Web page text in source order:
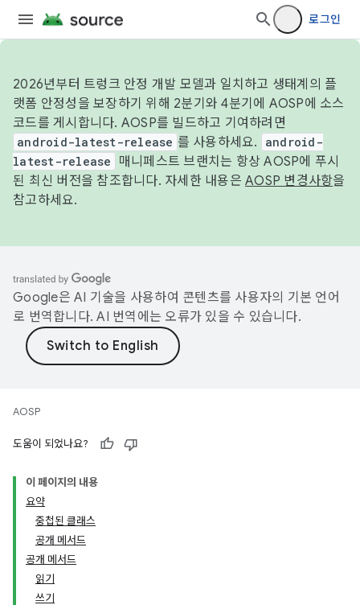
로그인
2026년부터 트렁크 안정 개발 모델과 일치하고 생태계의 플
랫폼 안정성을 보장하기 위해 2분기와 4분기에 AOSP에 소스
코드를 게시합니다. AOSP를 빌드하고 기여하려면
android-latest-release 를 사용하세요.
android-
latest-release
매니페스트 브랜치는 항상 AOSP에 푸시
된 최신 버전을 참조합니다. 자세한 내용은 AOSP 변경사항을
참고하세요.
Google은 AI 기술을 사용하여 콘텐츠를 사용자의 기본 언어
로 번역합니다. AI 번역에는 오류가 있을 수 있습니다.
AOSP
도움이 되었나요?
이 페이지의 내용
요약
중첩된 클래스
공개 메서드
공개 메서드
읽기
쓰기